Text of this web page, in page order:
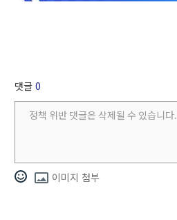
댓글 0
이미지 첨부